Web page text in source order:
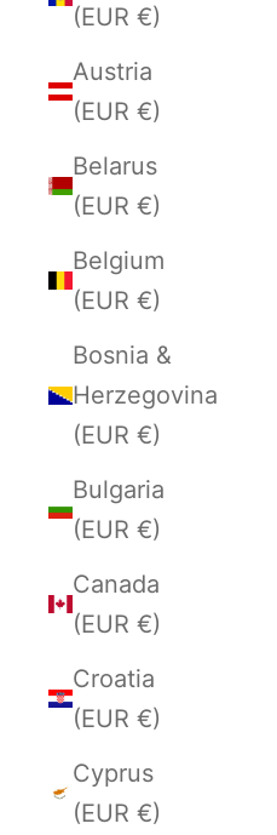
(EUR €)
Austria
(EUR €)
Belarus
(EUR €)
Belgium
(EUR €)
Bosnia &
Herzegovina
(EUR €)
Bulgaria
(EUR €)
Canada
(EUR €)
Croatia
(EUR €)
Cyprus
(EUR €)